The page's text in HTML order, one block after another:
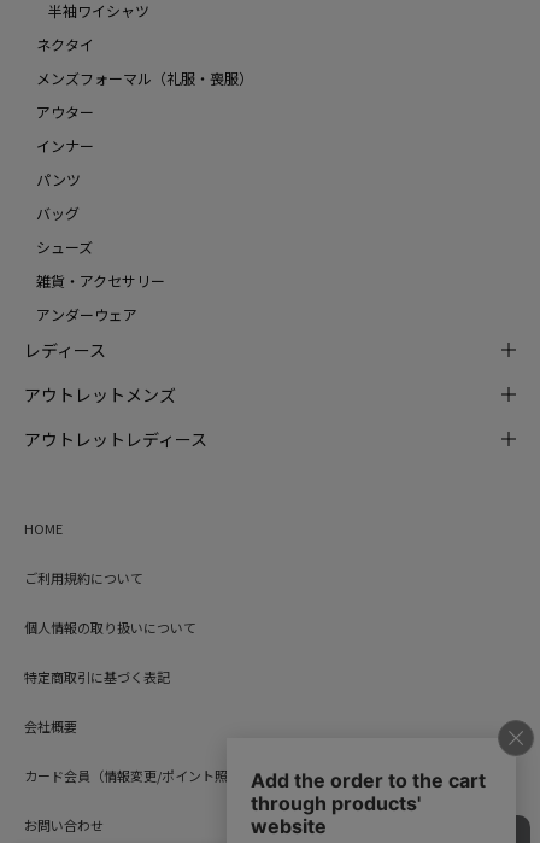
半袖ワイシャツ
ネクタイ
メンズフォーマル（礼服・喪服）
アウター
インナー
パンツ
バッグ
シューズ
雑貨・アクセサリー
アンダーウェア
レディース
アウトレットメンズ
アウトレットレディース
HOME
ご利用規約について
個人情報の取り扱いについて
特定商取引に基づく表記
会社概要
カード会員（情報変更/ポイント照会）
お問い合わせ